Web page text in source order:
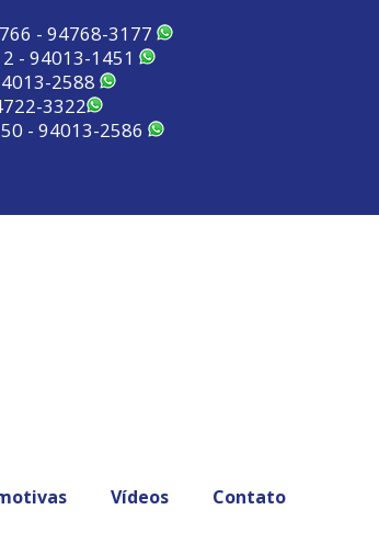
- 94768-3177
- 94013-1451
2588
3322
- 94013-2586
Vídeos Contato